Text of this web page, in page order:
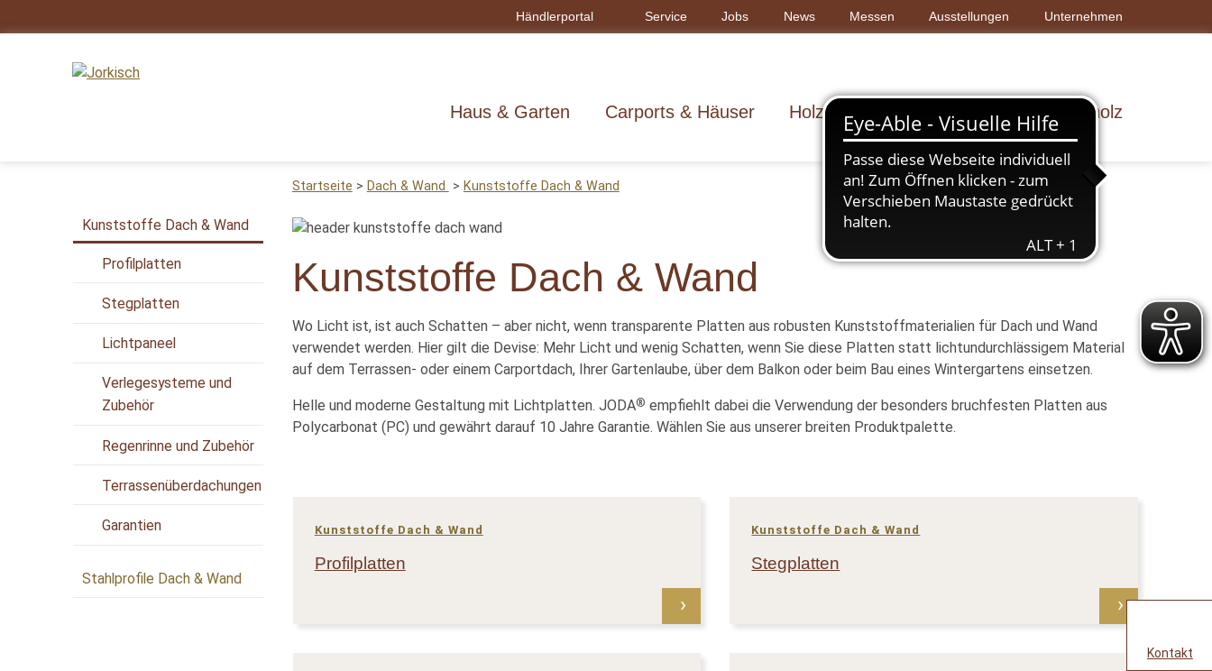
Händlerportal Service Jobs News Messen Ausstellungen Unternehmen
Haus & Garten Carports & Häuser Holz & Bau Dach & Wand Rohholz
Kontakt
Kunststoffe Dach & Wand
Profilplatten
Stegplatten
Lichtpaneel
Verlegesysteme und
Zubehör
Regenrinne und Zubehör
Terrassenüberdachungen
Garantien
Stahlprofile Dach & Wand
Startseite Dach & Wand Kunststoffe Dach & Wand
Kunststoffe Dach & Wand
Wo Licht ist, ist auch Schatten – aber nicht, wenn transparente Platten aus robusten Kunststoffmaterialien für Dach und Wand
verwendet werden. Hier gilt die Devise: Mehr Licht und wenig Schatten, wenn Sie diese Platten statt lichtundurchlässigem Material
auf dem Terrassen- oder einem Carportdach, Ihrer Gartenlaube, über dem Balkon oder beim Bau eines Wintergartens einsetzen.
Helle und moderne Gestaltung mit Lichtplatten. JODA® empfiehlt dabei die Verwendung der besonders bruchfesten Platten aus
Polycarbonat (PC) und gewährt darauf 10 Jahre Garantie. Wählen Sie aus unserer breiten Produktpalette.
Kunststoffe Dach & Wand
Profilplatten
Kunststoffe Dach & Wand
Stegplatten